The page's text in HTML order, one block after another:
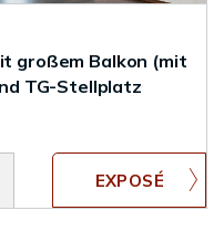
großem Balkon (mit
TG-Stellplatz